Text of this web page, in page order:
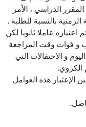
الدراسي ، الأمر
بالنسبة للطلبة .
عاملا ثانويا لكن
و فوات وقت المراجعة
و الاحتفالات التي
الكروي.
الإعتبار هذه العوامل